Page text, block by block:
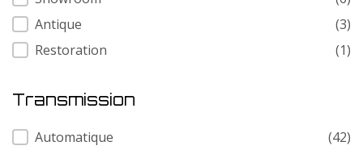
Antique
(3)
Restoration
(1)
Transmission
Transmission
Automatique
(42)